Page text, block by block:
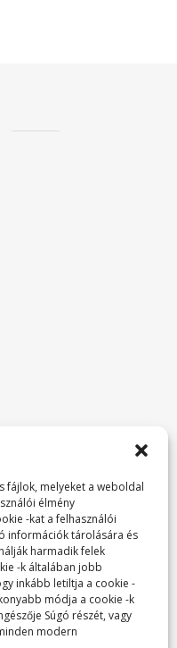
fájlok, melyeket a weboldal
élmény
-kat a felhasználói
információk tárolására és
harmadik felek
-k általában jobb
inkább letiltja a cookie -
módja a cookie -k
Súgó részét, vagy
modern